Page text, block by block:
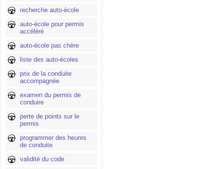
recherche auto-école
auto-école pour permis
accéléré
auto-école pas chère
liste des auto-écoles
prix de la conduite
accompagnée
examen du permis de
conduire
perte de points sur le
permis
programmer des heures
de conduite
validité du code